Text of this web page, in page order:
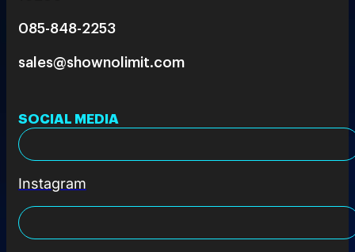
085-848-2253
sales@shownolimit.com
SOCIAL MEDIA
Instagram